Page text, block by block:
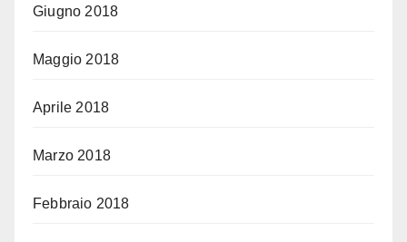
Giugno 2018
Maggio 2018
Aprile 2018
Marzo 2018
Febbraio 2018